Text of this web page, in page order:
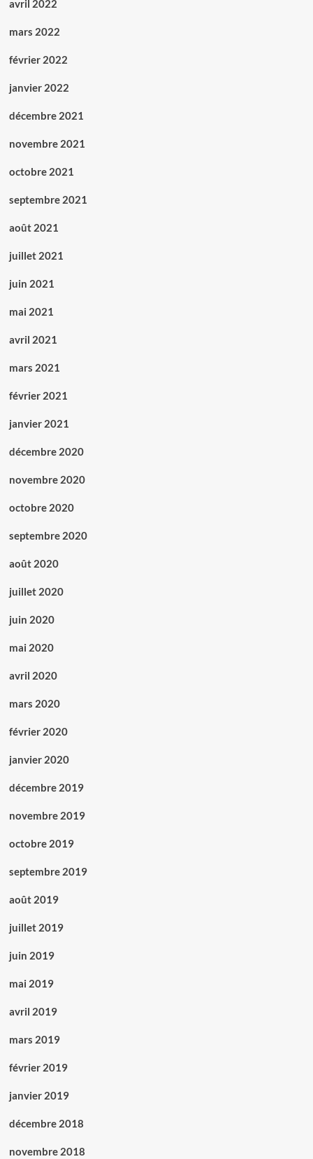
avril 2022
mars 2022
février 2022
janvier 2022
décembre 2021
novembre 2021
octobre 2021
septembre 2021
août 2021
juillet 2021
juin 2021
mai 2021
avril 2021
mars 2021
février 2021
janvier 2021
décembre 2020
novembre 2020
octobre 2020
septembre 2020
août 2020
juillet 2020
juin 2020
mai 2020
avril 2020
mars 2020
février 2020
janvier 2020
décembre 2019
novembre 2019
octobre 2019
septembre 2019
août 2019
juillet 2019
juin 2019
mai 2019
avril 2019
mars 2019
février 2019
janvier 2019
décembre 2018
novembre 2018